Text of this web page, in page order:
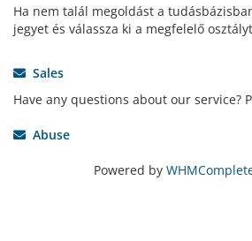
Ha nem talál megoldást a
jegyet és válassza ki a megfelelő
Sales
Have any questions about our service?
Abuse
Powered by